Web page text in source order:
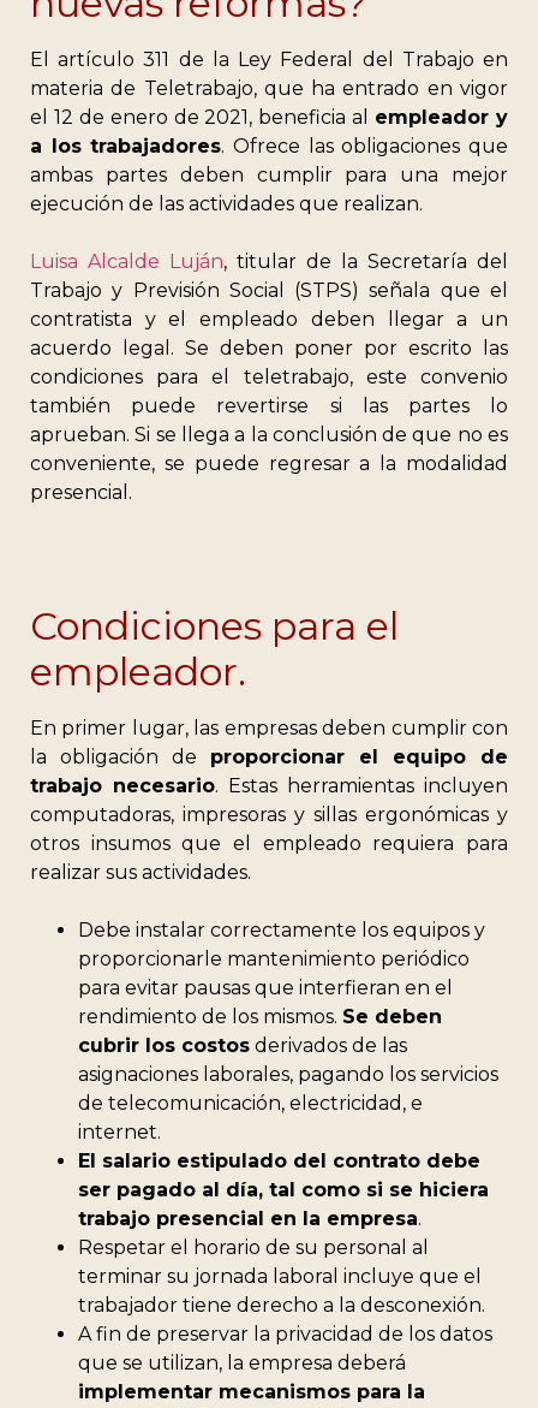
El artículo 311 de la Ley Federal del Trabajo en
materia de Teletrabajo, que ha entrado en vigor
el 12 de enero de 2021, beneficia al empleador y
a los trabajadores. Ofrece las obligaciones que
ambas partes deben cumplir para una mejor
ejecución de las actividades que realizan.
Luisa Alcalde Luján, titular de la Secretaría del
Trabajo y Previsión Social (STPS) señala que el
contratista y el empleado deben llegar a un
acuerdo legal. Se deben poner por escrito las
condiciones para el teletrabajo, este convenio
también puede revertirse si las partes lo
aprueban. Si se llega a la conclusión de que no es
conveniente, se puede regresar a la modalidad
presencial.
Condiciones para el
empleador.
En primer lugar, las empresas deben cumplir con
la obligación de proporcionar el equipo de
trabajo necesario. Estas herramientas incluyen
computadoras, impresoras y sillas ergonómicas y
otros insumos que el empleado requiera para
realizar sus actividades.
Debe instalar correctamente los equipos y
proporcionarle mantenimiento periódico
para evitar pausas que interfieran en el
rendimiento de los mismos. Se deben
cubrir los costos derivados de las
asignaciones laborales, pagando los servicios
de telecomunicación, electricidad, e
internet.
El salario estipulado del contrato debe
ser pagado al día, tal como si se hiciera
trabajo presencial en la empresa.
Respetar el horario de su personal al
terminar su jornada laboral incluye que el
trabajador tiene derecho a la desconexión.
A fin de preservar la privacidad de los datos
que se utilizan, la empresa deberá
implementar mecanismos para la